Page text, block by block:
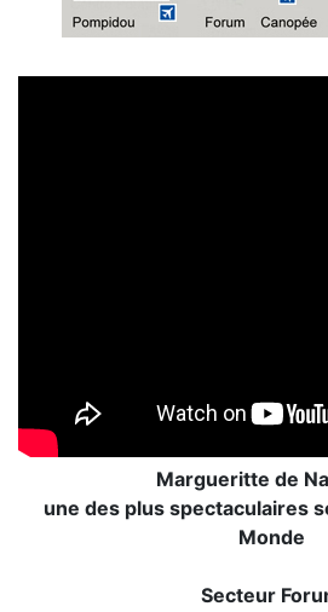
Margueritte de
une des plus spectaculaires
Monde
Secteur